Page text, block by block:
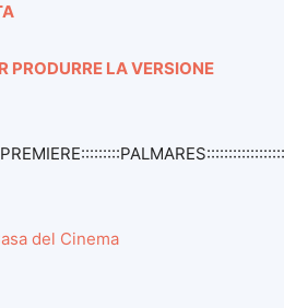
PRODURRE LA VERSIONE
del Cinema